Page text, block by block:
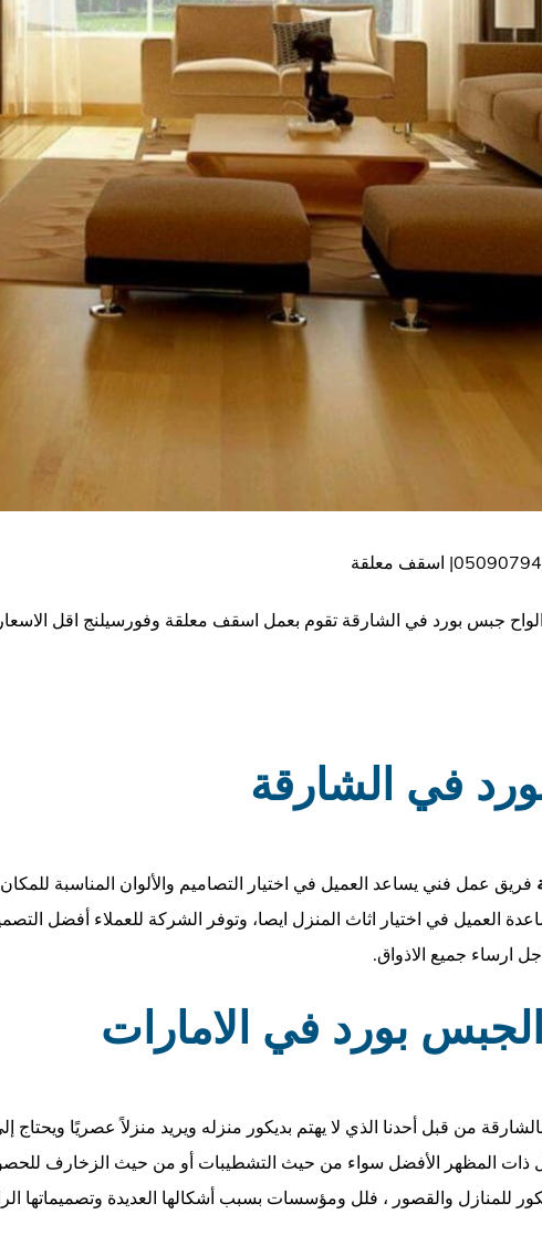
جبس بورد في الشارقة تقوم بعمل اسقف معلقة وفورسيلنج اقل الاسعار
في الشارقة
فريق عمل فني يساعد العميل في اختيار التصاميم والألوان المناسبة
العميل في اختيار اثاث المنزل ايصا، وتوفر الشركة للعملاء أفضل
ارساء جميع الاذواق.
بورد في الامارات
من قبل أحدنا الذي لا يهتم بديكور منزله ويريد منزلاً عصريًا ويحتاج
ذات المظهر الأفضل سواء من حيث التشطيبات أو من حيث الزخارف
للمنازل والقصور ، فلل ومؤسسات بسبب أشكالها العديدة وتصميماتها